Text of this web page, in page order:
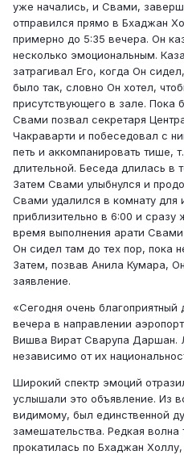
уже начались, и Свами,
отправился прямо в Бхаджан
примерно до 5:35 вечера. Он
несколько эмоциональным.
затрагивал Его, когда Он
было так, словно Он хотел,
присутствующего в зале. Пока
Свами позвал секретаря
Чакраварти и побеседовал с
петь и аккомпанировать тише,
длительной. Беседа длилась в
Затем Свами улыбнулся и
Свами удалился в комнату для
приблизительно в 6:00 и
время выполнения арати
Он сидел там до тех пор, пока
Затем, позвав Анила Кумара,
заявление.
«Сегодня очень
вечера в направлении
Вишва Вират Сварупа Даршан.
независимо от их
Широкий спектр эмоций
услышали это объявление. Из
видимому, был единственной
замешательства. Редкая волна
прокатилась по Бхаджан